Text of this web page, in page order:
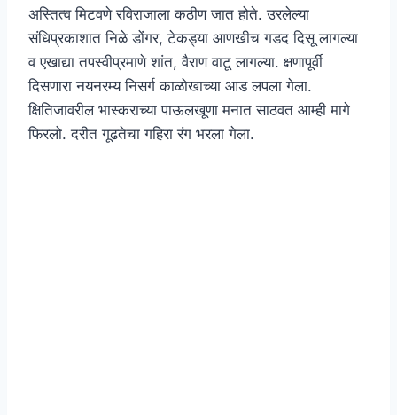
अस्तित्व मिटवणे रविराजाला कठीण जात होते. उरलेल्या
संधिप्रकाशात निळे डोंगर, टेकड्या आणखीच गडद दिसू लागल्या
व एखाद्या तपस्वीप्रमाणे शांत, वैराण वाटू लागल्या. क्षणापूर्वी
दिसणारा नयनरम्य निसर्ग काळोखाच्या आड लपला गेला.
क्षितिजावरील भास्कराच्या पाऊलखूणा मनात साठवत आम्ही मागे
फिरलो. दरीत गूढतेचा गहिरा रंग भरला गेला.